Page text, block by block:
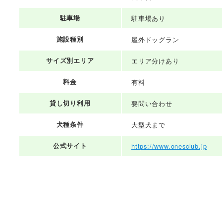
駐車場 駐車場あり
施設種別 屋外ドッグラン
サイズ別エリア エリア分けあり
料金 有料
貸し切り利用 要問い合わせ
犬種条件 大型犬まで
公式サイト https://www.onesclub.jp